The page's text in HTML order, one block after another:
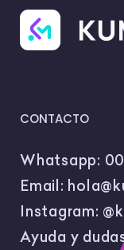
CONTACTO
Whatsapp:
Email:
Instagram:
Ayuda y